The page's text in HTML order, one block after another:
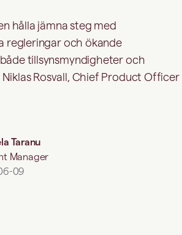
hålla jämna steg med
regleringar och ökande
tillsynsmyndigheter och
Rosvall, Chief Product Officer
Taranu
Manager
09